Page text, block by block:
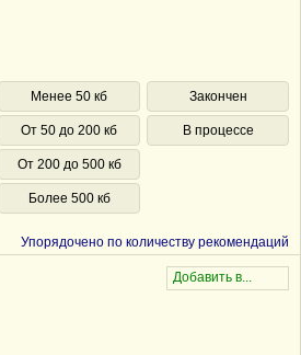
Менее 50 кб
От 50 до 200 кб
От 200 до 500 кб
Более 500 кб
Закончен
В процессе
Упорядочено по количеству рекомендаций